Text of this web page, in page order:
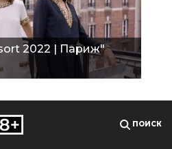
2022 | Париж"
ПОИСК